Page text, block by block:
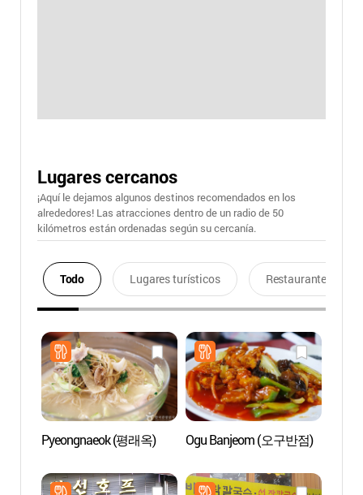
Lugares cercanos
¡Aquí le dejamos algunos destinos recomendados en los
alrededores! Las atracciones dentro de un radio de 50
kilómetros están ordenadas según su cercanía.
Todo Lugares turísticos Restaurantes
Pyeongnaeok (평래옥) Ogu Banjeom (오구반점)